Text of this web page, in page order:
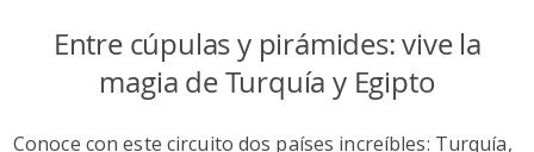
Entre cúpulas y pirámides: vive la
magia de Turquía y Egipto
Conoce con este circuito dos países increíbles: Turquía,